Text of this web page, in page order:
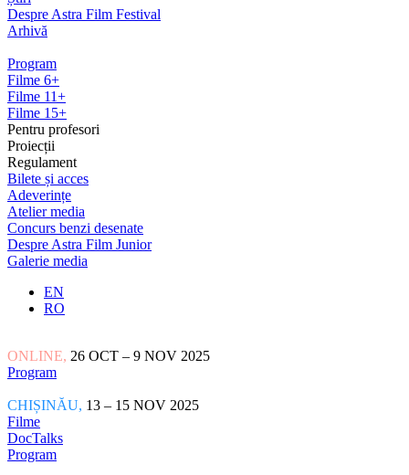
Despre Astra Film Festival
Arhivă
Program
Filme 6+
Filme 11+
Filme 15+
Pentru profesori
Proiecții
Regulament
Bilete și acces
Adeverințe
Atelier media
Concurs benzi desenate
Despre Astra Film Junior
Galerie media
EN
RO
ONLINE, 26 OCT – 9 NOV 2025
Program
CHIȘINĂU, 13 – 15 NOV 2025
Filme
DocTalks
Program